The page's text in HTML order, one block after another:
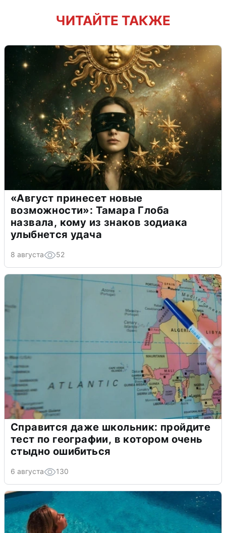
ЧИТАЙТЕ ТАКЖЕ
«Август принесет новые
возможности»: Тамара Глоба
назвала, кому из знаков зодиака
улыбнется удача
8 августа 52
Справится даже школьник: пройдите
тест по географии, в котором очень
стыдно ошибиться
6 августа 130